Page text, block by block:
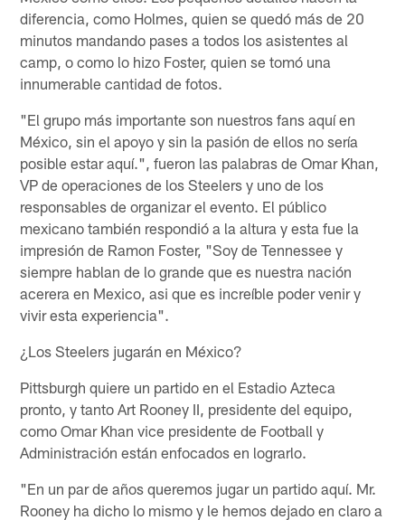
diferencia, como Holmes, quien se quedó más de 20
minutos mandando pases a todos los asistentes al
camp, o como lo hizo Foster, quien se tomó una
innumerable cantidad de fotos.
"El grupo más importante son nuestros fans aquí en
México, sin el apoyo y sin la pasión de ellos no sería
posible estar aquí.", fueron las palabras de Omar Khan,
VP de operaciones de los Steelers y uno de los
responsables de organizar el evento. El público
mexicano también respondió a la altura y esta fue la
impresión de Ramon Foster, "Soy de Tennessee y
siempre hablan de lo grande que es nuestra nación
acerera en Mexico, asi que es increíble poder venir y
vivir esta experiencia".
¿Los Steelers jugarán en México?
Pittsburgh quiere un partido en el Estadio Azteca
pronto, y tanto Art Rooney II, presidente del equipo,
como Omar Khan vice presidente de Football y
Administración están enfocados en lograrlo.
"En un par de años queremos jugar un partido aquí. Mr.
Rooney ha dicho lo mismo y le hemos dejado en claro a